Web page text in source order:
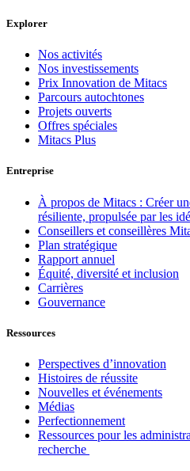
Explorer
Nos activités
Nos investissements
Prix Innovation de Mitacs
Parcours autochtones
Projets ouverts
Offres spéciales
Mitacs Plus
Entreprise
À propos de Mitacs : Créer
résiliente, propulsée par les
Conseillers et conseillères
Plan stratégique
Rapport annuel
Équité, diversité et inclusion
Carrières
Gouvernance
Ressources
Perspectives d’innovation
Histoires de réussite
Nouvelles et événements
Médias
Perfectionnement
Ressources pour les
recherche